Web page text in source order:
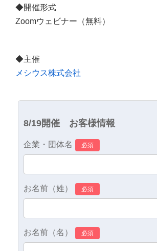
◆開催形式
Zoomウェビナー（無料）
◆主催
メシウス株式会社
8/19開催 お客様情報
企業・団体名
お名前（姓）
お名前（名）